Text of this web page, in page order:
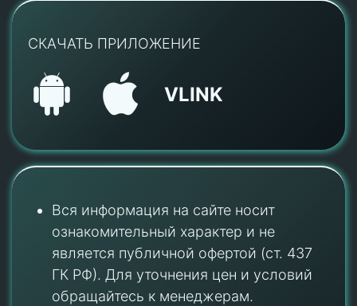
СКАЧАТЬ ПРИЛОЖЕНИЕ
VLINK
Вся информация на сайте носит
ознакомительный характер и не
является публичной офертой (ст. 437
ГК РФ). Для уточнения цен и условий
обращайтесь к менеджерам.